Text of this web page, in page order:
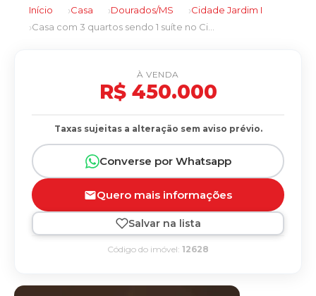
Início Casa Dourados/MS
Cidade Jardim I
Casa com 3 quartos sendo 1 suíte no Cidade Jardim I em Dourados/MS
À VENDA
R$ 450.000
Taxas sujeitas a alteração sem aviso prévio.
Converse por Whatsapp
Quero mais informações
Salvar na lista
Código do imóvel: 12628